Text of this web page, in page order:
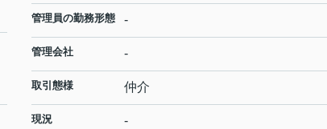
管理員の勤務形態 -
管理会社 -
取引態様 仲介
現況 -